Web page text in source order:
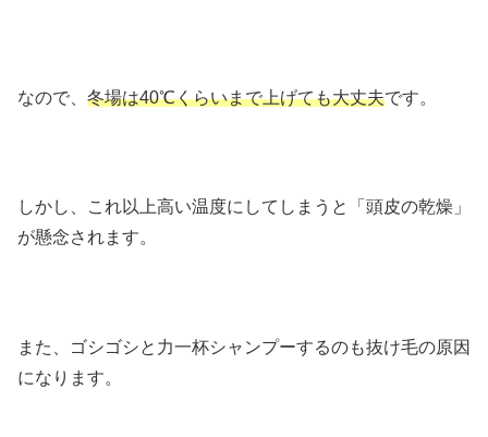
なので、 冬場は40℃くらいまで上げても大丈夫です。
しかし、これ以上高い温度にしてしまうと「頭皮の乾燥」
が懸念されます。
また、ゴシゴシと力一杯シャンプーするのも抜け毛の原因
になります。